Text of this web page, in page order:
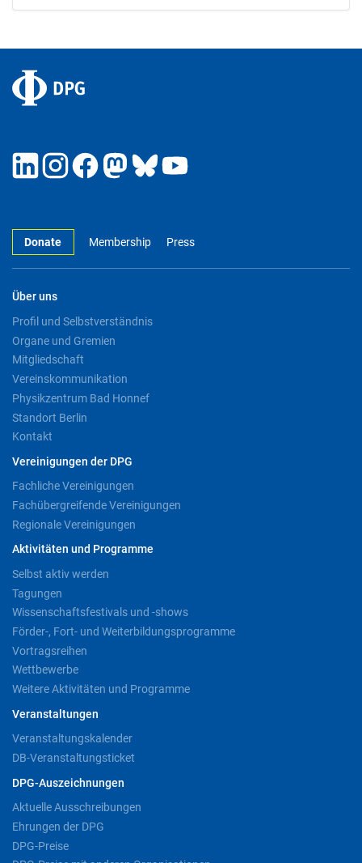
Donate Membership Press
Über uns
Profil und Selbstverständnis
Organe und Gremien
Mitgliedschaft
Vereinskommunikation
Physikzentrum Bad Honnef
Standort Berlin
Kontakt
Vereinigungen der DPG
Fachliche Vereinigungen
Fachübergreifende Vereinigungen
Regionale Vereinigungen
Aktivitäten und Programme
Selbst aktiv werden
Tagungen
Wissenschaftsfestivals und -shows
Förder-, Fort- und Weiterbildungsprogramme
Vortragsreihen
Wettbewerbe
Weitere Aktivitäten und Programme
Veranstaltungen
Veranstaltungskalender
DB-Veranstaltungsticket
DPG-Auszeichnungen
Aktuelle Ausschreibungen
Ehrungen der DPG
DPG-Preise